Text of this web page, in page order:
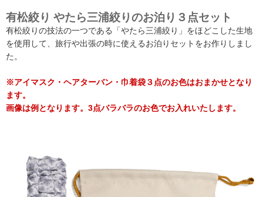
有松絞り やたら三浦絞りのお泊り３点セット
有松絞りの技法の一つである「やたら三浦絞り」をほどこした生地
を使用して、旅行や出張の時に使えるお泊りセットをお作りしまし
た。
※アイマスク・ヘアターバン・巾着袋３点のお色はおまかせとなり
ます。
画像は例となります。3点バラバラのお色でお入れいたします。